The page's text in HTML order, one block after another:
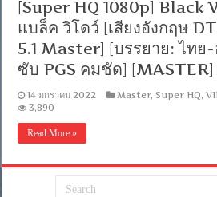
[Super HQ 1080p] Black
แบล็ค วิโดว์ [เสียงอังกฤษ
5.1 Master] [บรรยาย: ไทย
ซับ PGS คมชัด]
14 มกราคม 2022 Master,Super HQ,
3,890
Read More »